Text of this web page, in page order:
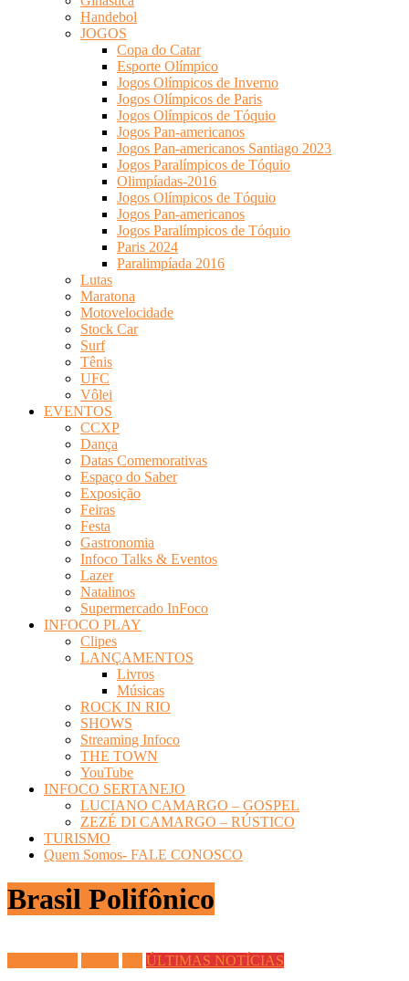
Handebol
JOGOS
Copa do Catar
Esporte Olímpico
Jogos Olímpicos de Inverno
Jogos Olímpicos de Paris
Jogos Olímpicos de Tóquio
Jogos Pan-americanos
Jogos Pan-americanos Santiago 2023
Jogos Paralímpicos de Tóquio
Olimpíadas-2016
Jogos Olímpicos de Tóquio
Jogos Pan-americanos
Jogos Paralímpicos de Tóquio
Paris 2024
Paralimpíada 2016
Lutas
Maratona
Motovelocidade
Stock Car
Surf
Tênis
UFC
Vôlei
EVENTOS
CCXP
Dança
Datas Comemorativas
Espaço do Saber
Exposição
Feiras
Festa
Gastronomia
Infoco Talks & Eventos
Lazer
Natalinos
Supermercado InFoco
INFOCO PLAY
Clipes
LANÇAMENTOS
Livros
Músicas
ROCK IN RIO
SHOWS
Streaming Infoco
THE TOWN
YouTube
INFOCO SERTANEJO
LUCIANO CAMARGO – GOSPEL
ZEZÉ DI CAMARGO – RÚSTICO
TURISMO
Quem Somos- FALE CONOSCO
Brasil Polifônico
ÚLTIMAS NOTÍCIAS